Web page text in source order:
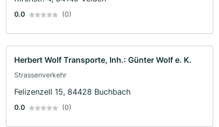
0.0 (0)
Herbert Wolf Transporte, Inh.: Günter Wolf e. K.
Strassenverkehr
Felizenzell 15, 84428 Buchbach
0.0 (0)